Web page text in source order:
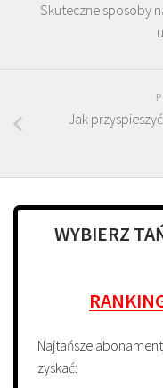
Skuteczne sposoby
Jak
WYBIERZ
Najtańsze
zyskać: